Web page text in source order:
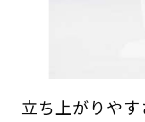
立ち上がりや